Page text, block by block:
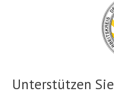
Unterstützen